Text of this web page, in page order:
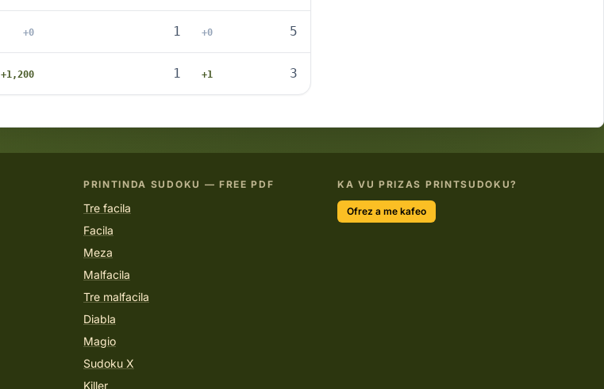
+0 1 +0 5
+1,200 1 +1 3
PRINTINDA SUDOKU — FREE PDF
Tre facila
Facila
Meza
Malfacila
Tre malfacila
Diabla
Magio
Sudoku X
Killer
KA VU PRIZAS PRINTSUDOKU?
Ofrez a me kafeo